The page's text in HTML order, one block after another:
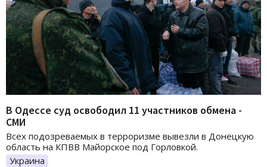
В Одессе суд освободил 11 участников обмена -
СМИ
Всех подозреваемых в терроризме вывезли в Донецкую
область на КПВВ Майорское под Горловкой.
Украина